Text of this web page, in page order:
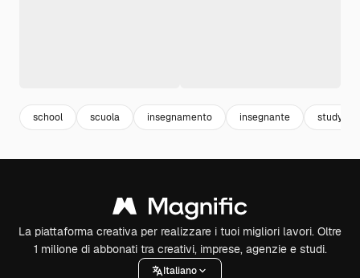
school scuola insegnamento insegnante study
La piattaforma creativa per realizzare i tuoi migliori lavori. Oltre
1 milione di abbonati tra creativi, imprese, agenzie e studi.
Italiano